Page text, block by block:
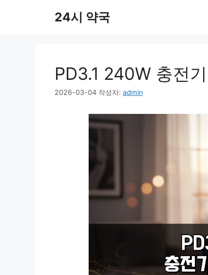
24시 약국
PD3.1 240W 충전
2026-03-04 작성자: admin